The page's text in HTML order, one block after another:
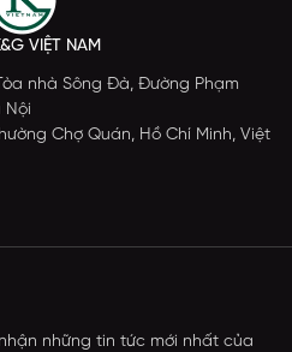
VIỆT NAM
nhà Sông Đà, Đường Phạm
Nội
Chợ Quán, Hồ Chí Minh, Việt
những tin tức mới nhất của